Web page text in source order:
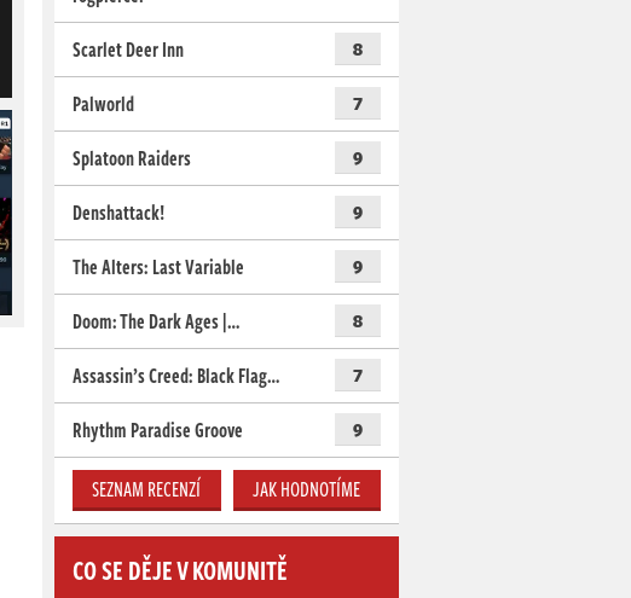
Scarlet Deer Inn
8
Palworld 7
Splatoon Raiders 9
Denshattack! 9
The Alters: Last Variable 9
Doom: The Dark Ages |… 8
Assassin’s Creed: Black Flag… 7
Rhythm Paradise Groove 9
SEZNAM RECENZÍ JAK HODNOTÍME
CO SE DĚJE V KOMUNITĚ